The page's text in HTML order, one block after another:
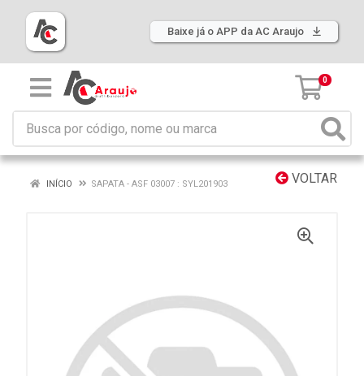
Baixe já o APP da AC Araujo
0
VOLTAR
INÍCIO SAPATA - ASF 03007 : SYL201903